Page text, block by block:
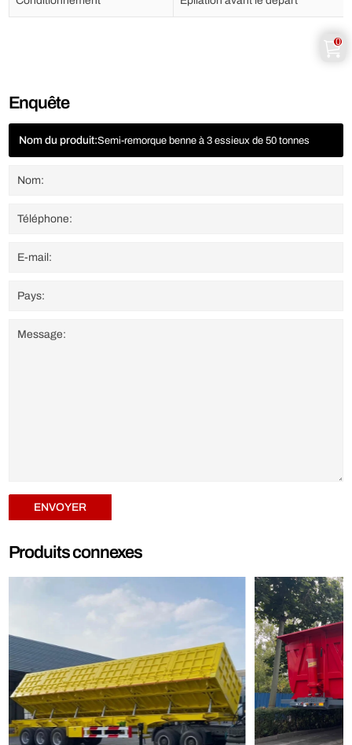
Enquête
Nom du produit:Semi-remorque benne à 3 essieux de 50 tonnes
ENVOYER
Produits connexes
0